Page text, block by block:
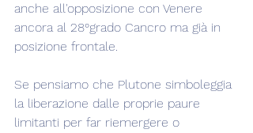
anche all'opposizione con Venere
ancora al 28°grado Cancro ma già in
posizione frontale.
Se pensiamo che Plutone simboleggia
la liberazione dalle proprie paure
limitanti per far riemergere o